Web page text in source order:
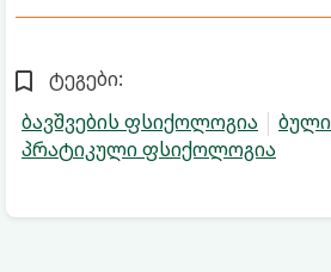
ტეგები:
ბავშვების ფსიქოლოგია
პრატიკული ფსიქოლოგია